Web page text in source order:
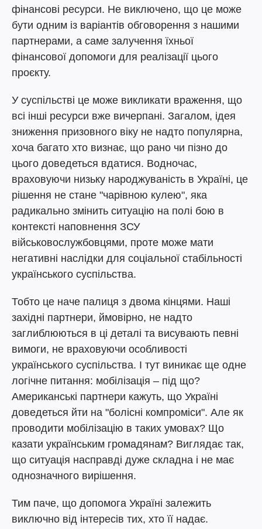
фінансові ресурси. Не виключено, що це може
бути одним із варіантів обговорення з нашими
партнерами, а саме залучення їхньої
фінансової допомоги для реалізації цього
проєкту.
У суспільстві це може викликати враження, що
всі інші ресурси вже вичерпані. Загалом, ідея
зниження призовного віку не надто популярна,
хоча багато хто визнає, що рано чи пізно до
цього доведеться вдатися. Водночас,
враховуючи низьку народжуваність в Україні, це
рішення не стане "чарівною кулею", яка
радикально змінить ситуацію на полі бою в
контексті наповнення ЗСУ
військовослужбовцями, проте може мати
негативні наслідки для соціальної стабільності
українського суспільства.
Тобто це наче палиця з двома кінцями. Наші
західні партнери, ймовірно, не надто
заглиблюються в ці деталі та висувають певні
вимоги, не враховуючи особливості
українського суспільства. І тут виникає ще одне
логічне питання: мобілізація – під що?
Американські партнери кажуть, що Україні
доведеться йти на "болісні компроміси". Але як
проводити мобілізацію в таких умовах? Що
казати українським громадянам? Виглядає так,
що ситуація насправді дуже складна і не має
однозначного вирішення.
Тим паче, що допомога Україні залежить
виключно від інтересів тих, хто її надає.